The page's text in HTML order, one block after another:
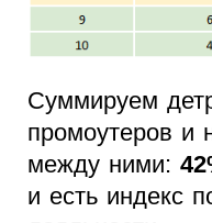
Суммируем
промоутеров и
между ними:
и есть индекс